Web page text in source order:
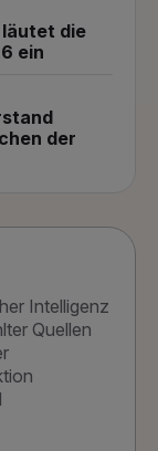
die
ein
der
Intelligenz
Quellen